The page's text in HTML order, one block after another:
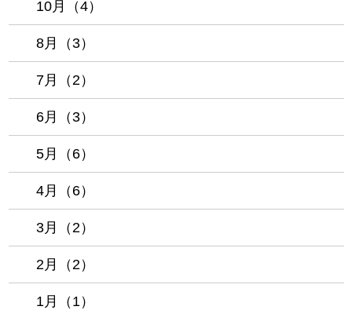
10月（4）
8月（3）
7月（2）
6月（3）
5月（6）
4月（6）
3月（2）
2月（2）
1月（1）